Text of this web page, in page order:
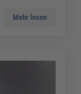
Mehr lesen